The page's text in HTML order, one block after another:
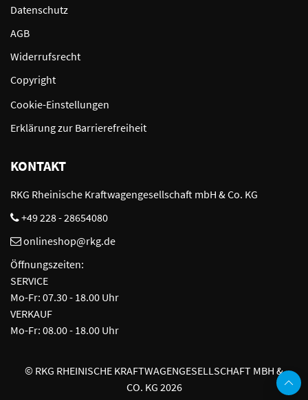
Datenschutz
AGB
Widerrufsrecht
Copyright
Cookie-Einstellungen
Erklärung zur Barrierefreiheit
KONTAKT
RKG Rheinische Kraftwagengesellschaft mbH & Co. KG
+49 228 - 28654080
onlineshop@rkg.de
Öffnungszeiten:
SERVICE
Mo-Fr: 07.30 - 18.00 Uhr
VERKAUF
Mo-Fr: 08.00 - 18.00 Uhr
© RKG RHEINISCHE KRAFTWAGENGESELLSCHAFT MBH &
CO. KG 2026